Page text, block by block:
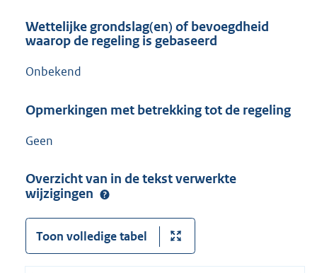
Wettelijke grondslag(en) of bevoegdheid
waarop de regeling is gebaseerd
Onbekend
Opmerkingen met betrekking tot de regeling
Geen
Overzicht van in de tekst verwerkte
wijzigingen
Toon volledige tabel